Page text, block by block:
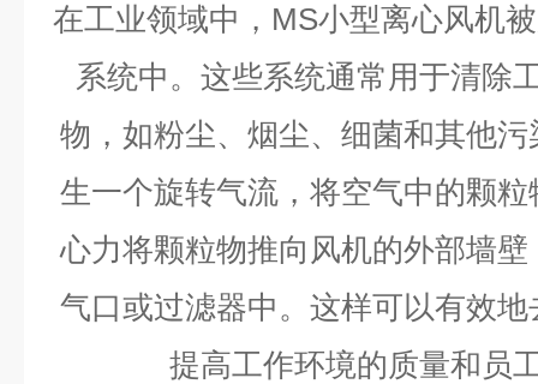
在工业领域中， MS小型离心风机
系统中。这些系统通常用于清除
物，如粉尘、烟尘、细菌和其他
生一个旋转气流，将空气中的颗
心力将颗粒物推向风机的外部墙
气口或过滤器中。这样可以有效
提高工作环境的质量和员